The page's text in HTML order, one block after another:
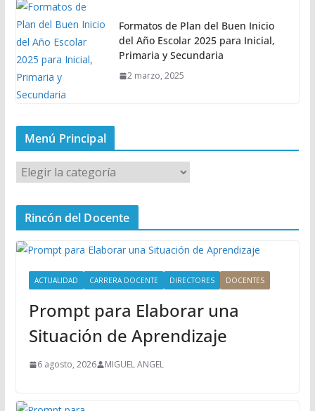
Formatos de Plan del Buen Inicio
del Año Escolar 2025 para Inicial,
Primaria y Secundaria
2 marzo, 2025
Menú Principal
M
e
n
P
Rincón del Docente
ACTUALIDAD CARRERA DOCENTE DIRECTORES DOCENTES
Prompt para Elaborar una
Situación de Aprendizaje
6 agosto, 2026 MIGUEL ANGEL